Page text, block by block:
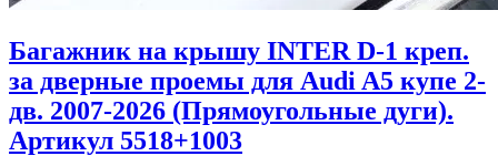
Багажник на крышу INTER D-1 креп.
за дверные проемы для Audi A5 купе 2-
дв. 2007-2026 (Прямоугольные дуги).
Артикул 5518+1003